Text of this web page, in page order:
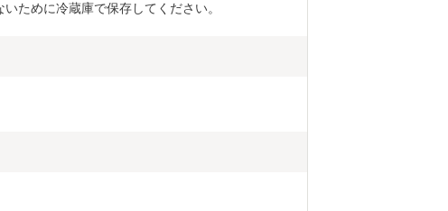
ために冷蔵庫で保存してください。